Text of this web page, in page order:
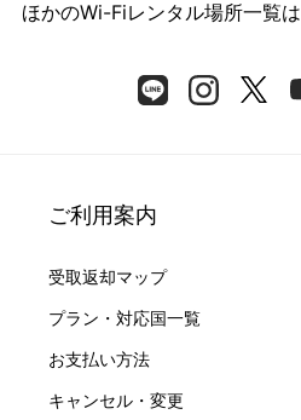
ほかのWi-Fiレンタル場所一覧は
ご利用案内
受取返却マップ
プラン・対応国一覧
お支払い方法
キャンセル・変更